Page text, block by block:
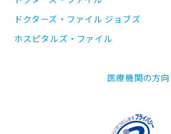
ドクターズ・ファイル ジョブズ
ホスピタルズ・ファイル
医療機関の方